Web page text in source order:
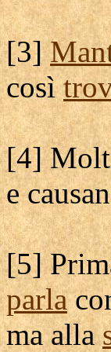
[3]
così
[4]
e
[5]
parla
ma alla